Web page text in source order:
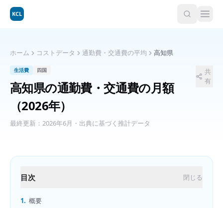
KCL
ホーム コストデータ 通勤費・交通費の平均 高知県
生活費 四国
高知県の通勤費・交通費の月額
（2026年）
最終更新： 2026年6月 ・出典に基づく推計データ
共
有
目次 閉じる
1. 概要